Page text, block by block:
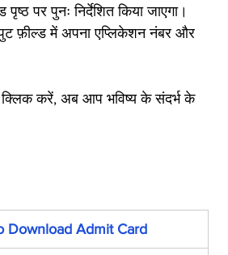
पर पुनः निर्देशित किया जाएगा।
फ़ील्ड में अपना एप्लिकेशन नंबर और
क्लिक करें, अब आप भविष्य के संदर्भ के
Download Admit Card